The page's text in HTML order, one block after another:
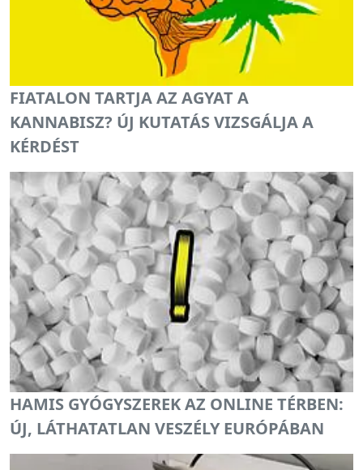
FIATALON TARTJA AZ AGYAT A
KANNABISZ? ÚJ KUTATÁS VIZSGÁLJA A
KÉRDÉST
HAMIS GYÓGYSZEREK AZ ONLINE TÉRBEN:
ÚJ, LÁTHATATLAN VESZÉLY EURÓPÁBAN